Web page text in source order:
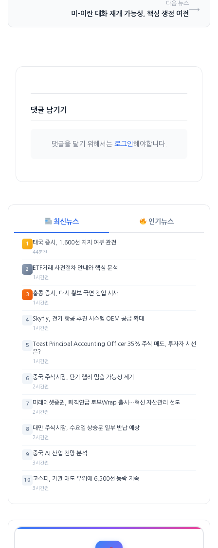
다음 뉴스
미-이란 대화 재개 가능성, 핵심 쟁점 여전→
댓글 남기기
댓글을 달기 위해서는 로그인해야합니다.
최신뉴스 인기뉴스
1 태국 증시, 1,600선 지지 여부 관전
44분전
2 ETF거래 사전절차 안내와 핵심 분석
1시간전
3 홍콩 증시, 다시 횡보 국면 진입 시사
1시간전
4 Skyfly, 전기 항공 추진 시스템 OEM 공급 확대
1시간전
5
Toast Principal Accounting Officer 35% 주식 매도, 투자자 시선
은?
1시간전
6 중국 주식시장, 단기 랠리 멈출 가능성 제기
2시간전
7 미래에셋증권, 퇴직연금 로보Wrap 출시…혁신 자산관리 선도
2시간전
8 대만 주식시장, 수요일 상승분 일부 반납 예상
2시간전
9 중국 AI 산업 전망 분석
3시간전
10 코스피, 기관 매도 우위에 6,500선 등락 지속
3시간전